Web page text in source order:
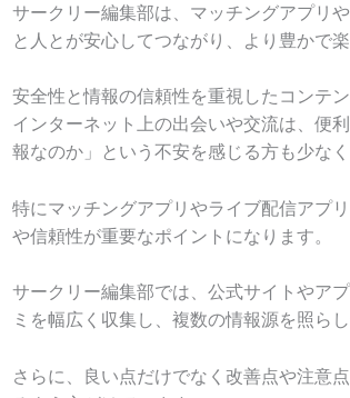
サークリー編集部は、マッチングアプリ
と人とが安心してつながり、より豊かで
安全性と情報の信頼性を重視したコンテ
インターネット上の出会いや交流は、便
報なのか」という不安を感じる方も少なく
特にマッチングアプリやライブ配信アプ
や信頼性が重要なポイントになります。
サークリー編集部では、公式サイトやア
ミを幅広く収集し、複数の情報源を照ら
さらに、良い点だけでなく改善点や注意